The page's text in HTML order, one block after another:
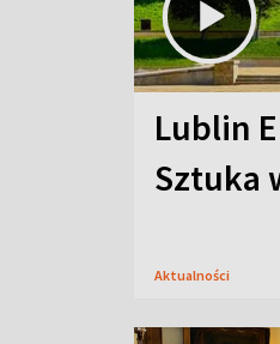
Lublin
Sztuka
Aktualności